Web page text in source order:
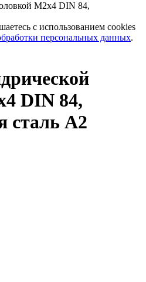
М2х4 DIN 84,
с использованием cookies
персональных данных.
DIN 84,
сталь А2